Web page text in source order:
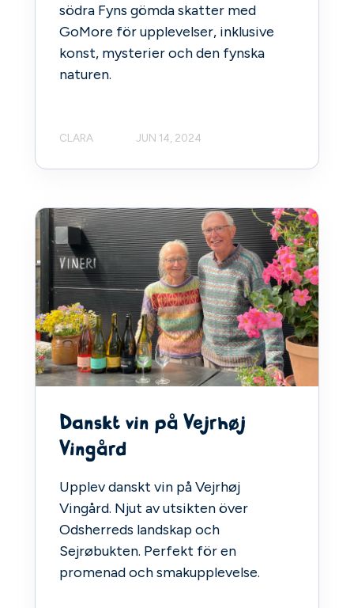
södra Fyns gömda skatter med
GoMore för upplevelser, inklusive
konst, mysterier och den fynska
naturen.
CLARA JUN 14, 2024
Danskt vin på Vejrhøj
Vingård
Upplev danskt vin på Vejrhøj
Vingård. Njut av utsikten över
Odsherreds landskap och
Sejrøbukten. Perfekt för en
promenad och smakupplevelse.